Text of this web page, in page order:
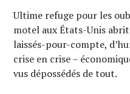
Ultime refuge pour les
motel aux États-Unis
laissés-pour-compte,
crise en crise –
vus dépossédés de tout.